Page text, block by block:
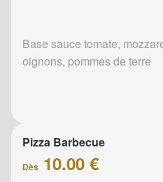
Base sauce tomate,
oignons, pommes de terre
Pizza Barbecue
Dès 10.00 €